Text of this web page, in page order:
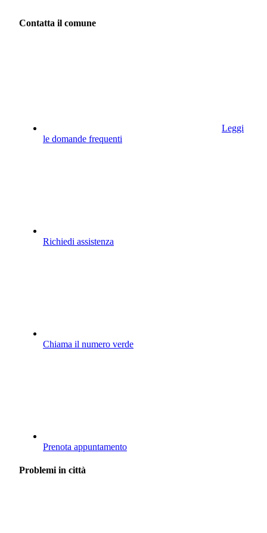
Contatta il comune
Leggi
le domande frequenti
Richiedi assistenza
Chiama il numero verde
Prenota appuntamento
Problemi in città